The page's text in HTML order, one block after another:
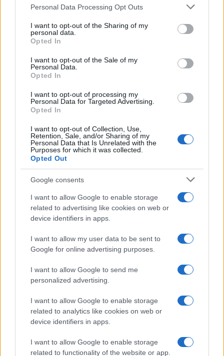
Please note that this website/app uses one or more Google
not limited to your visit or usage behaviour. You may click to
grant or deny consent to Google and its third-party tags to
use your data for below specified purposes in below Google
consent section.
Personal Data Processing Opt Outs
I want to opt-out of the Sharing of my
personal data.
Opted In
I want to opt-out of the Sale of my
Personal Data.
Opted In
I want to opt-out of processing my
Personal Data for Targeted Advertising.
Opted In
I want to opt-out of Collection, Use,
Retention, Sale, and/or Sharing of my
Personal Data that Is Unrelated with the
Purposes for which it was collected.
Opted Out
Google consents
I want to allow Google to enable storage
related to advertising like cookies on web or
device identifiers in apps.
I want to allow my user data to be sent to
Google for online advertising purposes.
I want to allow Google to send me
personalized advertising.
I want to allow Google to enable storage
related to analytics like cookies on web or
device identifiers in apps.
I want to allow Google to enable storage
related to functionality of the website or app.
Promuove la Sicurezza Stradale tra i Giovani
Cristian Castiglioni · 17 Lug 2026
Perché le amicizie profonde sono fondamentali nella
vita adulta